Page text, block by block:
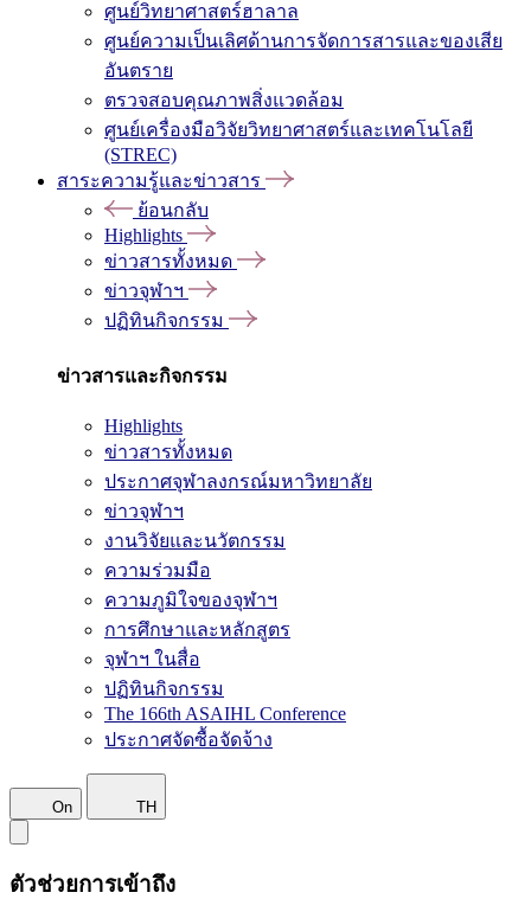
ศูนย์วิทยาศาสตร์ฮาลาล
ศูนย์ความเป็นเลิศด้านการจัดการสารและของเสีย
อันตราย
ตรวจสอบคุณภาพสิ่งแวดล้อม
ศูนย์เครื่องมือวิจัยวิทยาศาสตร์และเทคโนโลยี
(STREC)
สาระความรู้และข่าวสาร
ย้อนกลับ
Highlights
ข่าวสารทั้งหมด
ข่าวจุฬาฯ
ปฏิทินกิจกรรม
ข่าวสารและกิจกรรม
Highlights
ข่าวสารทั้งหมด
ประกาศจุฬาลงกรณ์มหาวิทยาลัย
ข่าวจุฬาฯ
งานวิจัยและนวัตกรรม
ความร่วมมือ
ความภูมิใจของจุฬาฯ
การศึกษาและหลักสูตร
จุฬาฯ ในสื่อ
ปฏิทินกิจกรรม
The 166th ASAIHL Conference
ประกาศจัดซื้อจัดจ้าง
On TH
ตัวช่วยการเข้าถึง